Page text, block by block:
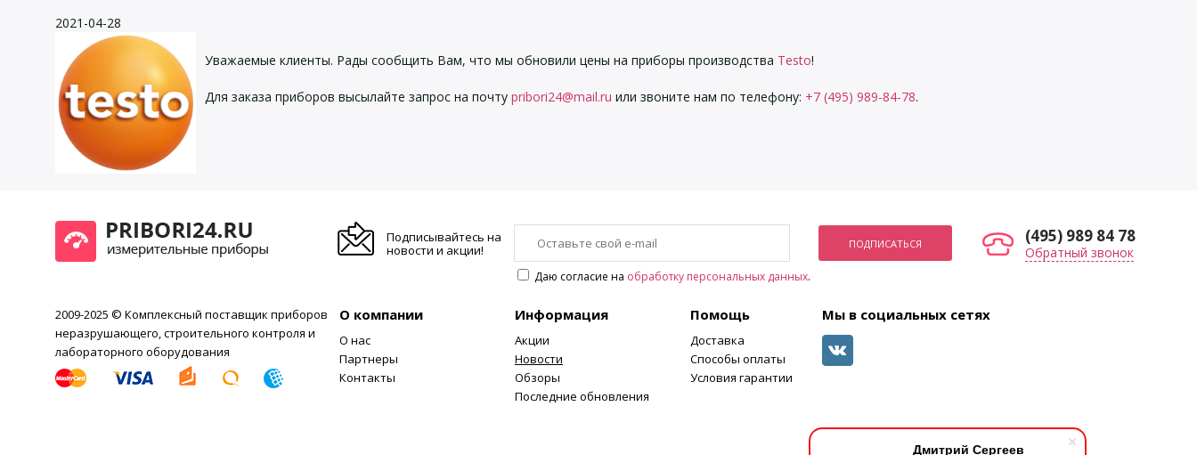
Дмитрий Сергеев
2021-04-28
Уважаемые клиенты. Рады сообщить Вам, что мы обновили цены на приборы производства Testo!
Для заказа приборов высылайте запрос на почту pribori24@mail.ru или звоните нам по телефону: +7 (495) 989-84-78.
Подписывайтесь на
новости и акции!
Даю согласие на обработку персональных данных.
(495) 989 84 78
Обратный звонок
2009-2025 © Комплексный поставщик приборов
неразрушающего, строительного контроля и
лабораторного оборудования
О компании
О нас
Партнеры
Контакты
Информация
Акции
Новости
Обзоры
Последние обновления
Помощь
Доставка
Способы оплаты
Условия гарантии
Мы в социальных сетях